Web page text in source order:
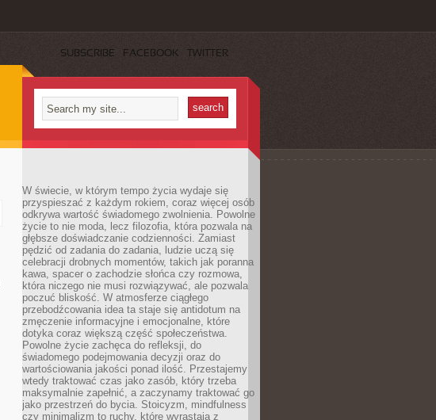
SUBSCRIBE FACEBOOK TWITTER
W świecie, w którym tempo życia wydaje się
przyspieszać z każdym rokiem, coraz więcej osób
odkrywa wartość świadomego zwolnienia. Powolne
życie to nie moda, lecz filozofia, która pozwala na
głębsze doświadczanie codzienności. Zamiast
pędzić od zadania do zadania, ludzie uczą się
celebracji drobnych momentów, takich jak poranna
kawa, spacer o zachodzie słońca czy rozmowa,
która niczego nie musi rozwiązywać, ale pozwala
poczuć bliskość. W atmosferze ciągłego
przebodźcowania idea ta staje się antidotum na
zmęczenie informacyjne i emocjonalne, które
dotyka coraz większą część społeczeństwa.
Powolne życie zachęca do refleksji, do
świadomego podejmowania decyzji oraz do
wartościowania jakości ponad ilość. Przestajemy
wtedy traktować czas jako zasób, który trzeba
maksymalnie zapełnić, a zaczynamy traktować go
jako przestrzeń do bycia. Stoicyzm, mindfulness
czy minimalizm to ruchy, które wyrastają z